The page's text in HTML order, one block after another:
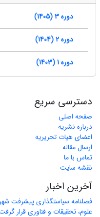
دوره 3 (1405)
دوره 2 (1404)
دوره 1 (1403)
دسترسی سریع
صفحه اصلی
درباره نشریه
اعضای هیات تحریریه
ارسال مقاله
تماس با ما
نقشه سایت
آخرین اخبار
علوم، تحقیقات و فناوری قرار